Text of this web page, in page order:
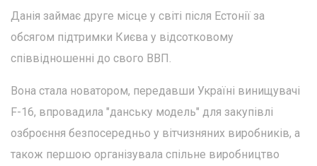
Данія займає друге місце у світі після Естонії за
обсягом підтримки Києва у відсотковому
співвідношенні до свого ВВП.
Вона стала новатором, передавши Україні винищувачі
F-16, впровадила "данську модель" для закупівлі
озброєння безпосередньо у вітчизняних виробників, а
також першою організувала спільне виробництво